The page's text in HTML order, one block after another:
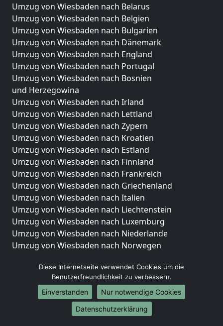
Umzug von Wiesbaden nach Belarus
Umzug von Wiesbaden nach Belgien
Umzug von Wiesbaden nach Bulgarien
Umzug von Wiesbaden nach Dänemark
Umzug von Wiesbaden nach England
Umzug von Wiesbaden nach Portugal
Umzug von Wiesbaden nach Bosnien
und Herzegowina
Umzug von Wiesbaden nach Irland
Umzug von Wiesbaden nach Lettland
Umzug von Wiesbaden nach Zypern
Umzug von Wiesbaden nach Kroatien
Umzug von Wiesbaden nach Estland
Umzug von Wiesbaden nach Finnland
Umzug von Wiesbaden nach Frankreich
Umzug von Wiesbaden nach Griechenland
Umzug von Wiesbaden nach Italien
Umzug von Wiesbaden nach Liechtenstein
Umzug von Wiesbaden nach Luxemburg
Umzug von Wiesbaden nach Niederlande
Umzug von Wiesbaden nach Norwegen
Umzüge-Deutschlandweit
Umzug von Wiesbaden nach Berlin
Umzug von Wiesbaden nach Hamburg
Umzug von Wiesbaden nach München
Umzug von Wiesbaden nach Köln
Diese Internetseite verwendet Cookies um die
Benutzerfreundlichkeit zu verbessern.
Einverstanden
Nur notwendige Cookies
Datenschutzerklärung